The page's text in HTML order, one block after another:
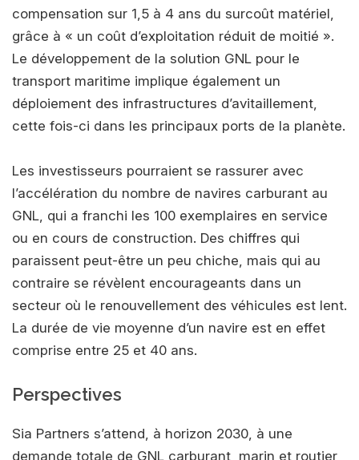
compensation sur 1,5 à 4 ans du surcoût matériel,
grâce à « un coût d’exploitation réduit de moitié ».
Le développement de la solution GNL pour le
transport maritime implique également un
déploiement des infrastructures d’avitaillement,
cette fois-ci dans les principaux ports de la planète.
Les investisseurs pourraient se rassurer avec
l’accélération du nombre de navires carburant au
GNL, qui a franchi les 100 exemplaires en service
ou en cours de construction. Des chiffres qui
paraissent peut-être un peu chiche, mais qui au
contraire se révèlent encourageants dans un
secteur où le renouvellement des véhicules est lent.
La durée de vie moyenne d’un navire est en effet
comprise entre 25 et 40 ans.
Perspectives
Sia Partners s’attend, à horizon 2030, à une
demande totale de GNL carburant, marin et routier